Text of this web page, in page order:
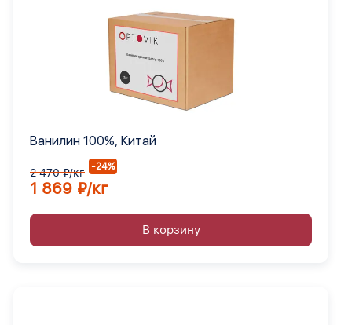
Ванилин 100%, Китай
2 470 ₽/кг -24%
1 869 ₽/кг
В корзину